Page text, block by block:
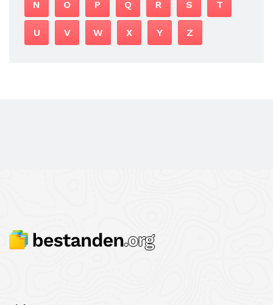
N O P Q R S T
U V W X Y Z